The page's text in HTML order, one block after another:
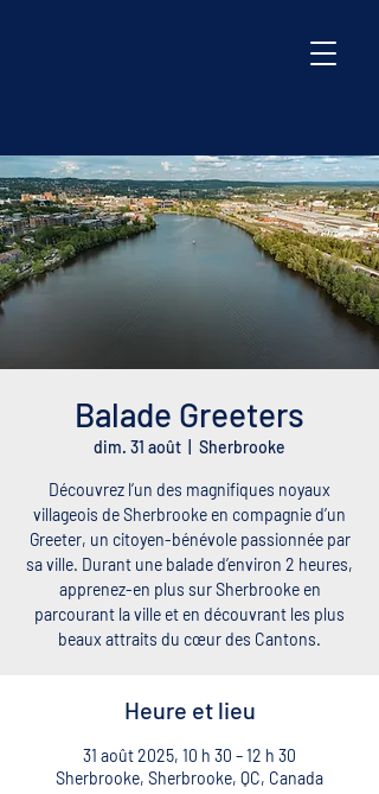
Balade Greeters
dim. 31 août Sherbrooke
Découvrez l’un des magnifiques noyaux
villageois de Sherbrooke en compagnie d’un
Greeter, un citoyen-bénévole passionnée par
sa ville. Durant une balade d’environ 2 heures,
apprenez-en plus sur Sherbrooke en
parcourant la ville et en découvrant les plus
beaux attraits du cœur des Cantons.
Heure et lieu
31 août 2025, 10 h 30 – 12 h 30
Sherbrooke, Sherbrooke, QC, Canada